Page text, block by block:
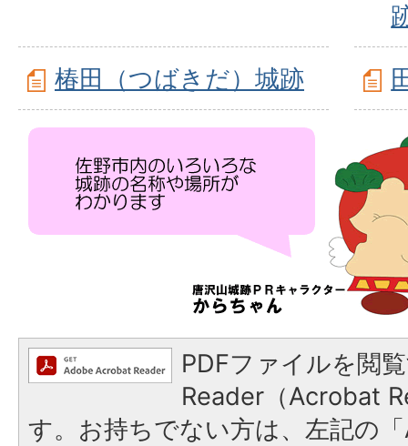
椿田（つばきだ）城跡
PDFファイルを閲
Reader（Acrobat
す。お持ちでない方は、左記の